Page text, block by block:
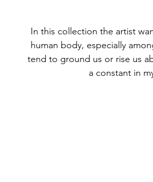
In this collection the artist
human body, especially
tend to ground us or rise us
a constant in